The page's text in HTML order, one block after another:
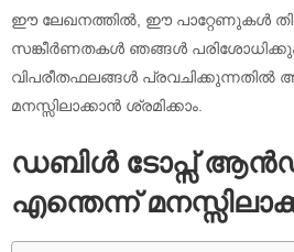
ഈ ലേഖനത്തിൽ, ഈ പാറ്റേണുകൾ
സങ്കീർണതകൾ ഞങ്ങൾ
വിപരീതഫലങ്ങൾ പ്രവചിക്കുന്നതിൽ
മനസ്സിലാക്കാൻ ശ്രമിക്കാം.
ഡബിൾ ടോപ്സ്
എന്തെന്ന്